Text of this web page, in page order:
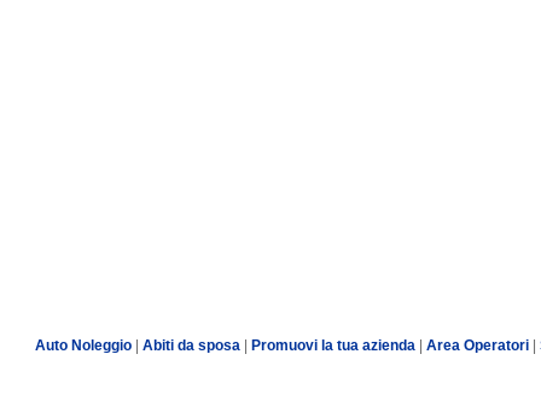
Auto Noleggio| Abiti da sposa| Promuovi la tua azienda Area Operatori